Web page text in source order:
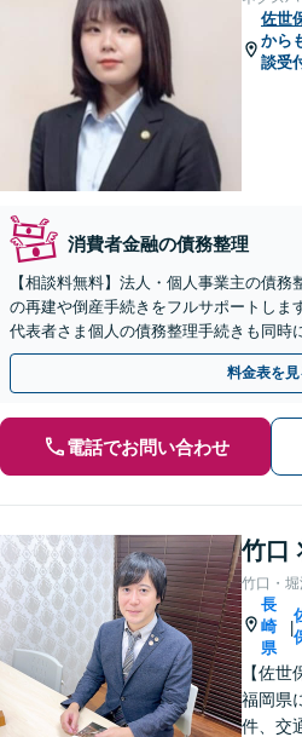
佐世
から
談受
消費者金融の債務整理
【相談料無料】法人・個人事業主の債
の再建や倒産手続きをフルサポートしま
代表者さま個人の債務整理手続きも同時
払い応相談】【夜間・休日相談可】
料金表を見
電話でお問い合わせ
竹口
竹口・
長
崎
県
|
【佐
福岡県
件、交